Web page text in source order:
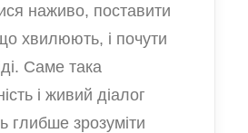
наживо, поставити
хвилюють, і почути
Саме така
і живий діалог
глибше зрозуміти